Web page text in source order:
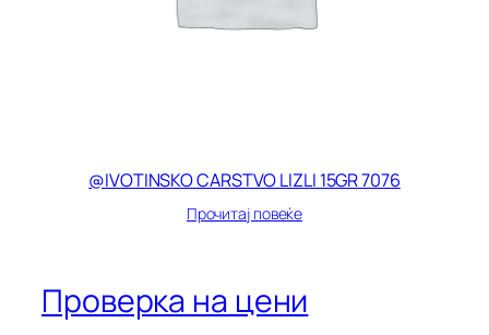
@IVOTINSKO CARSTVO LIZLI 15GR 7076
Прочитај повеќе
Проверка на цени